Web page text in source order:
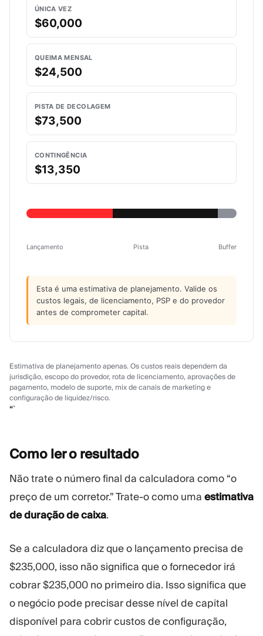
ÚNICA VEZ
$60,000
QUEIMA MENSAL
$24,500
PISTA DE DECOLAGEM
$73,500
CONTINGÊNCIA
$13,350
Lançamento Pista Buffer
Esta é uma estimativa de planejamento. Valide os
custos legais, de licenciamento, PSP e do provedor
antes de comprometer capital.
Estimativa de planejamento apenas. Os custos reais dependem da
jurisdição, escopo do provedor, rota de licenciamento, aprovações de
pagamento, modelo de suporte, mix de canais de marketing e
configuração de liquidez/risco.
“`
Como ler o resultado
Não trate o número final da calculadora como “o
preço de um corretor.” Trate-o como uma estimativa
de duração de caixa.
Se a calculadora diz que o lançamento precisa de
$235,000, isso não significa que o fornecedor irá
cobrar $235,000 no primeiro dia. Isso significa que
o negócio pode precisar desse nível de capital
disponível para cobrir custos de configuração,